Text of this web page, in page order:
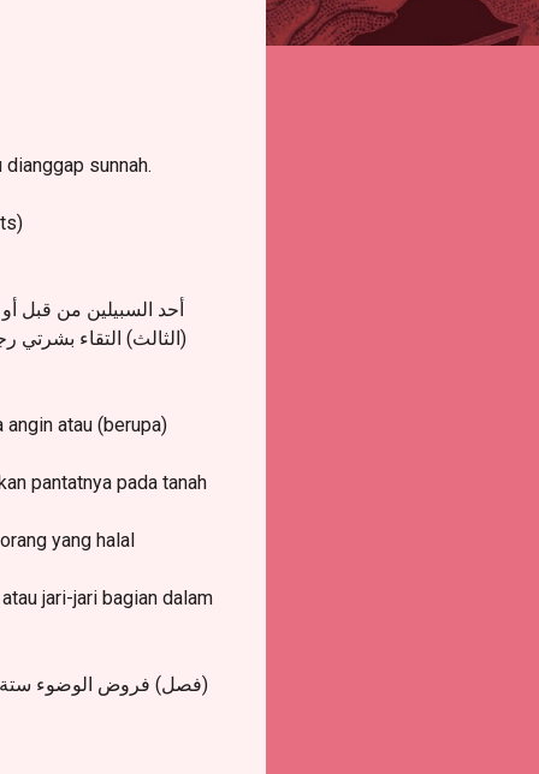
sunnah.
أحد السبيلين من قبل
(الثالث) التقاء بشرتي
atau (berupa)
pantatnya pada tanah
yang halal
jari-jari bagian dalam
(فصل) فروض الوضوء ستة: